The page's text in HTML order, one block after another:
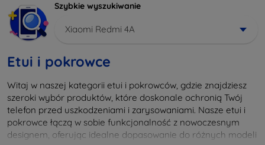
Szybkie wyszukiwanie
Xiaomi Redmi 4A
Etui i pokrowce
Witaj w naszej kategorii etui i pokrowców, gdzie znajdziesz
szeroki wybór produktów, które doskonale ochronią Twój
telefon przed uszkodzeniami i zarysowaniami. Nasze etui i
pokrowce łączą w sobie funkcjonalność z nowoczesnym
designem, oferując idealne dopasowanie do różnych modeli